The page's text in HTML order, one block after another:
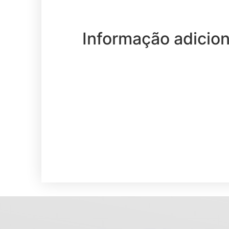
Informação